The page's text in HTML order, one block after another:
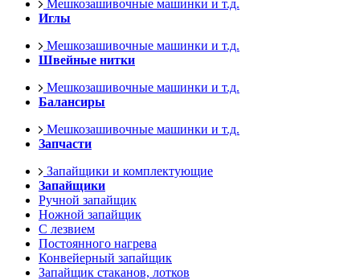
Мешкозашивочные машинки и т.д.
Иглы
Мешкозашивочные машинки и т.д.
Швейные нитки
Мешкозашивочные машинки и т.д.
Балансиры
Мешкозашивочные машинки и т.д.
Запчасти
Запайщики и комплектующие
Запайщики
Ручной запайщик
Ножной запайщик
С лезвием
Постоянного нагрева
Конвейерный запайщик
Запайщик стаканов, лотков